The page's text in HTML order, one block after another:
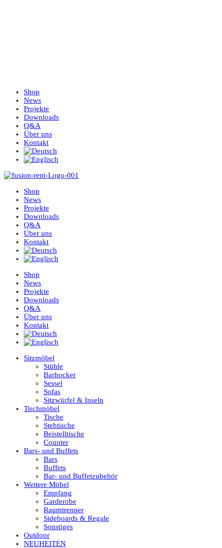
Shop
News
Projekte
Downloads
Q&A
Über uns
Kontakt
Shop
News
Projekte
Downloads
Q&A
Über uns
Kontakt
Shop
News
Projekte
Downloads
Q&A
Über uns
Kontakt
Sitzmöbel
Stühle
Barhocker
Sessel
Sofas
Sitzwürfel & Inseln
Tischmöbel
Tische
Stehtische
Beistelltische
Counter
Bars- und Buffets
Bars
Buffets
Bar- und Buffetzubehör
Weitere Möbel
Empfang
Garderobe
Raumtrenner
Sideboards & Regale
Sonstiges
Outdoor
NEUHEITEN